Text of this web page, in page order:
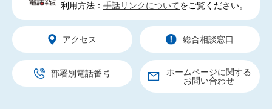
利用方法： 手話リンクについてをご覧ください。
アクセス 総合相談窓口
部署別電話番号
ホームページに関する
お問い合わせ